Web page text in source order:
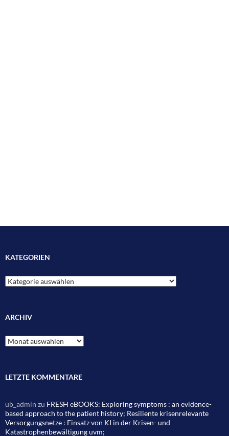
KATEGORIEN
Kategorien
ARCHIV
Archiv
LETZTE KOMMENTARE
ub_admin zu FRESH eBOOKS: Exploring symptoms : an evidence-
based approach to the patient history; Resiliente krisenrelevante
Versorgungsnetze : Einsatz von KI in der Krisen- und
Katastrophenbewältigung uvm;